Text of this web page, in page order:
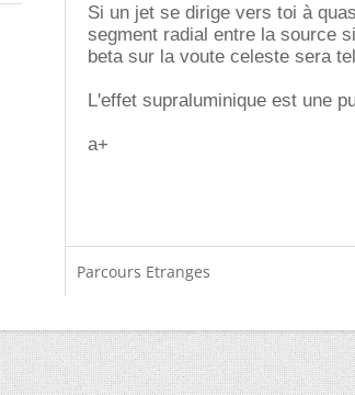
Si un jet se dirige vers toi à
segment radial entre la source
beta sur la voute celeste sera
L'effet supraluminique est une
a+
Parcours Etranges